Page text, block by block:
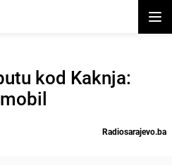
kod Kaknja:
Radiosarajevo.ba